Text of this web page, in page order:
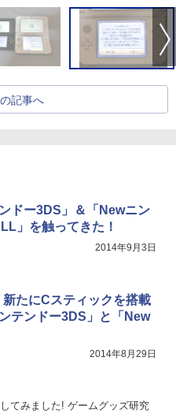
記事へ
ドー3DS」＆「Newニン
」を触ってきた！
2014年9月3日
たにCスティックを搭載
テンドー3DS」と「New
2014年8月29日
てみました! ゲームグッズ研究